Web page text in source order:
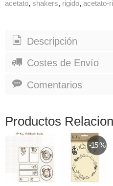
acetato shakers rigido acetato-
Descripción
Costes de Envío
Comentarios
Productos
-15 %